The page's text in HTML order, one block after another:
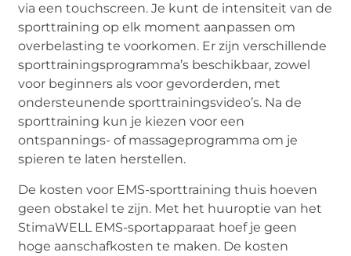
via een touchscreen. Je kunt de intensiteit van de
sporttraining op elk moment aanpassen om
overbelasting te voorkomen. Er zijn verschillende
sporttrainingsprogramma’s beschikbaar, zowel
voor beginners als voor gevorderden, met
ondersteunende sporttrainingsvideo’s. Na de
sporttraining kun je kiezen voor een
ontspannings- of massageprogramma om je
spieren te laten herstellen.
De kosten voor EMS-sporttraining thuis hoeven
geen obstakel te zijn. Met het huuroptie van het
StimaWELL EMS-sportapparaat hoef je geen
hoge aanschafkosten te maken. De kosten